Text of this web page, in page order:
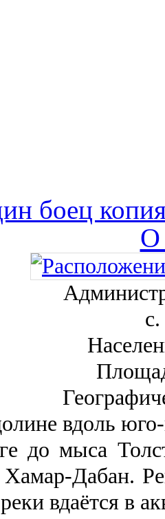
О
вдоль
до мыса
Хамар-Дабан.
вда­ётся в